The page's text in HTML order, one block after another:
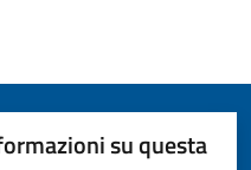
su questa